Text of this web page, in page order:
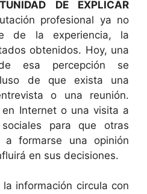
DE EXPLICAR
profesional ya no
de la experiencia, la
obtenidos. Hoy, una
esa percepción se
de que exista una
o una reunión.
Internet o una visita a
para que otras
a formarse una opinión
en sus decisiones.
información circula con